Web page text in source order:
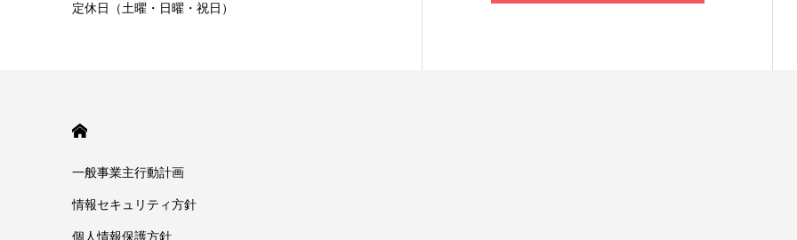
定休日（土曜・日曜・祝日）
一般事業主行動計画
情報セキュリティ方針
個人情報保護方針